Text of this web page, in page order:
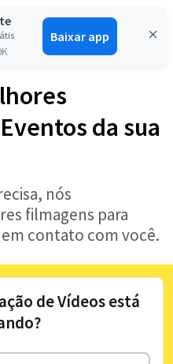
Baixar app
Entrar
da sua
nós
filmagens para
contato com você.
de Vídeos está